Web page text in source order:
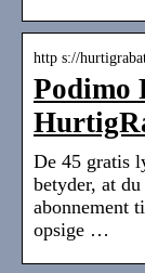
http s://
Podimo
De 45 gratis
betyder, at
abonnement
opsige …